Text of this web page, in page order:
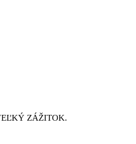
ZÁŽITOK.